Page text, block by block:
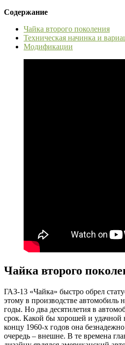
Содержание
Чайка второго поколения
Техническая начинка и
Модификации
Чайка второго
ГАЗ-13 «Чайка» быстро обрел
этому в производстве автомобиль
годы. Но два десятилетия в
срок. Какой бы хорошей и
концу 1960-х годов она
очередь – внешне. В те времена